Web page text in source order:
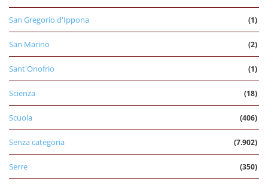
San Gregorio d'Ippona (1)
San Marino (2)
Sant'Onofrio (1)
Scienza (18)
Scuola (406)
Senza categoria (7.902)
Serre (350)